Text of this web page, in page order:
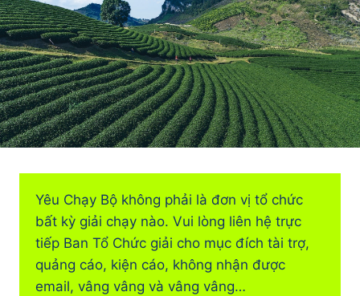
Yêu Chạy Bộ không phải là đơn vị tổ chức
bất kỳ giải chạy nào. Vui lòng liên hệ trực
tiếp Ban Tổ Chức giải cho mục đích tài trợ,
quảng cáo, kiện cáo, không nhận được
email, vâng vâng và vâng vâng…